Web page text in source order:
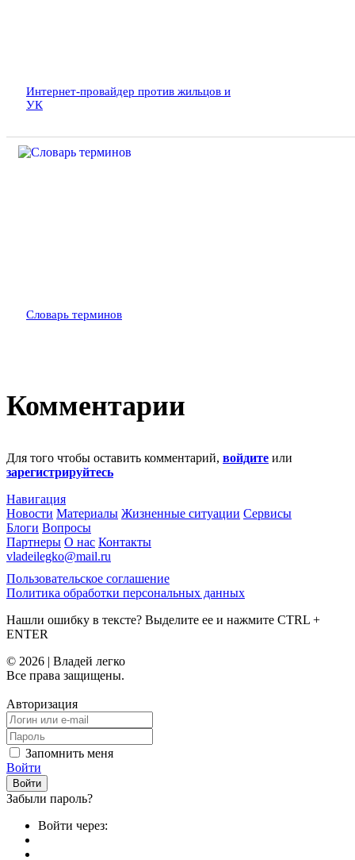
Интернет-провайдер против жильцов и
УК
Словарь терминов
Комментарии
Для того чтобы оставить комментарий, войдите или
зарегистрируйтесь
Навигация
Новости Материалы Жизненные ситуации Сервисы
Блоги Вопросы
Партнеры О нас Контакты
vladeilegko@mail.ru
Пользовательское соглашение
Политика обработки персональных данных
Нашли ошибку в тексте? Выделите ее и нажмите CTRL +
ENTER
© 2026 | Владей легко
Все права защищены.
Авторизация
Запомнить меня
Войти
Забыли пароль?
Войти через: